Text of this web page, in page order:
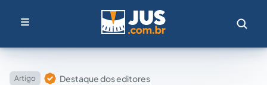
Artigo Destaque dos editores